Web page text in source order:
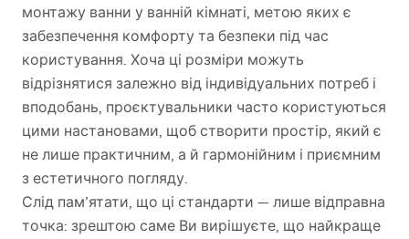
монтажу ванни у ванній кімнаті, метою яких є
забезпечення комфорту та безпеки під час
користування. Хоча ці розміри можуть
відрізнятися залежно від індивідуальних потреб і
вподобань, проєктувальники часто користуються
цими настановами, щоб створити простір, який є
не лише практичним, а й гармонійним і приємним
з естетичного погляду.
Слід пам’ятати, що ці стандарти — лише відправна
точка: зрештою саме Ви вирішуєте, що найкраще